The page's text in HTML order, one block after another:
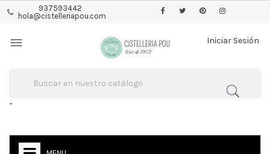
937593442
hola@cistelleriapou.com
Iniciar Sesión

-